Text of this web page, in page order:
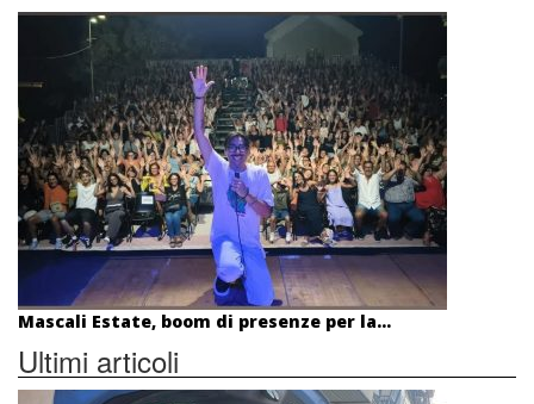
Mascali Estate, boom di presenze per la...
Ultimi articoli